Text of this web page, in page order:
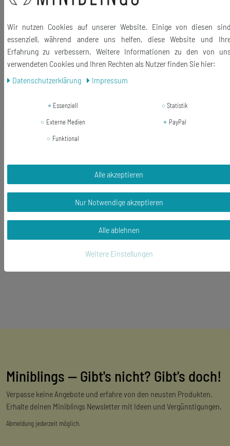
Haken und Ösen: Metall
Lieferumfang: 1 Paar Ohrringe
Ähnliche Artikel
Geist Ohrringe Miniblings Hänger
16,19 € *
In den Warenkorb
*inkl. ges. MwSt.zzgl.Versandkosten
Miniblings — Gibt's nicht? Gibt's doch!
Verpasse keine Angebote und erfahre von den neusten Produkten.
Erhalte deinen Miniblings Newsletter mit Ideen und Vergünstigungen.
Abmeldung jederzeit möglich.
Wir nutzen Cookies auf unserer Website. Einige von diesen
essenziell, während andere uns helfen, diese Website und
Erfahrung zu verbessern. Weitere Informationen zu den von
verwendeten Cookies und Ihren Rechten als Nutzer finden Sie hier:
Daten­schutz­erklärung
Impressum
Essenziell
Statistik
Externe Medien
PayPal
Funktional
Alle akzeptieren
Nur Notwendige akzeptieren
Alle ablehnen
Weitere Einstellungen